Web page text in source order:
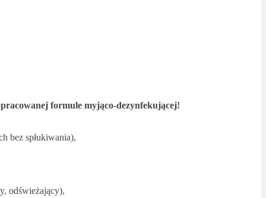
formule myjąco-dezynfekującej!
bez spłukiwania),
odświeżający),